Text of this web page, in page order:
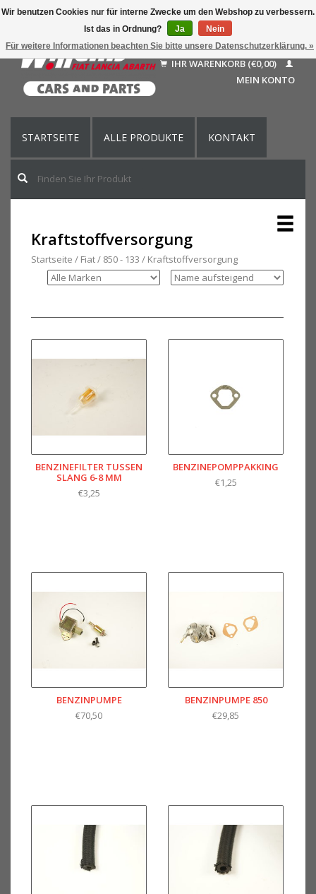
Nederlands
Français
English (US)
IHR WARENKORB (€0,00)
MEIN KONTO
STARTSEITE ALLE PRODUKTE KONTAKT
Kraftstoffversorgung
Startseite / Fiat/ 850 - 133 / Kraftstoffversorgung
BENZINEFILTER TUSSEN
SLANG 6-8 MM
€3,25
BENZINEPOMPPAKKING
€1,25
BENZINPUMPE
€70,50
BENZINPUMPE 850
€29,85
Wir benutzen Cookies nur für interne Zwecke um den Webshop zu verbessern.
Ist das in Ordnung?
Ja
Nein
Für weitere Informationen beachten Sie bitte unsere Datenschutzerklärung. »